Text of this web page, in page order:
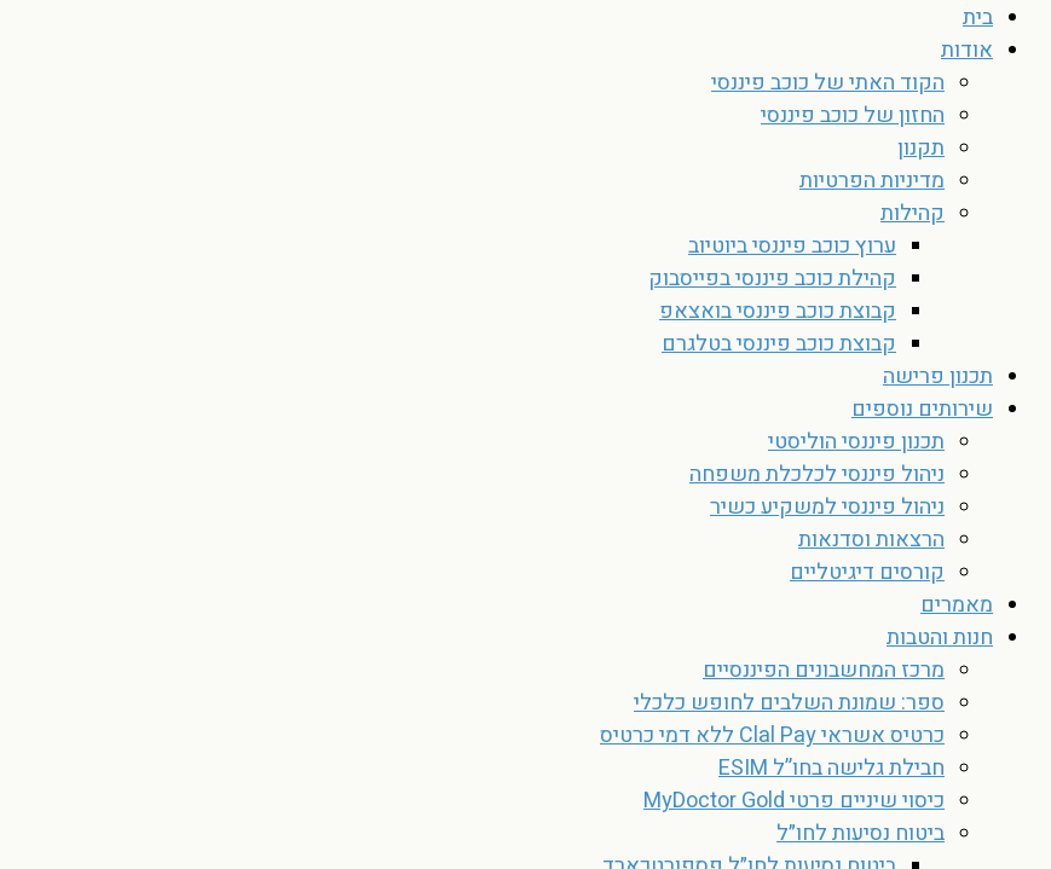
בית
אודות
הקוד האתי של כוכב פיננסי
החזון של כוכב פיננסי
תקנון
מדיניות הפרטיות
קהילות
ערוץ כוכב פיננסי ביוטיוב
קהילת כוכב פיננסי בפייסבוק
קבוצת כוכב פיננסי בואצאפ
קבוצת כוכב פיננסי בטלגרם
תכנון פרישה
שירותים נוספים
תכנון פיננסי הוליסטי
ניהול פיננסי לכלכלת משפחה
ניהול פיננסי למשקיע כשיר
הרצאות וסדנאות
קורסים דיגיטליים
מאמרים
חנות והטבות
מרכז המחשבונים הפיננסיים
ספר: שמונת השלבים לחופש כלכלי
כרטיס אשראי Clal Pay ללא דמי כרטיס
חבילת גלישה בחו”ל ESIM
כיסוי שיניים פרטי MyDoctor Gold
ביטוח נסיעות לחו״ל